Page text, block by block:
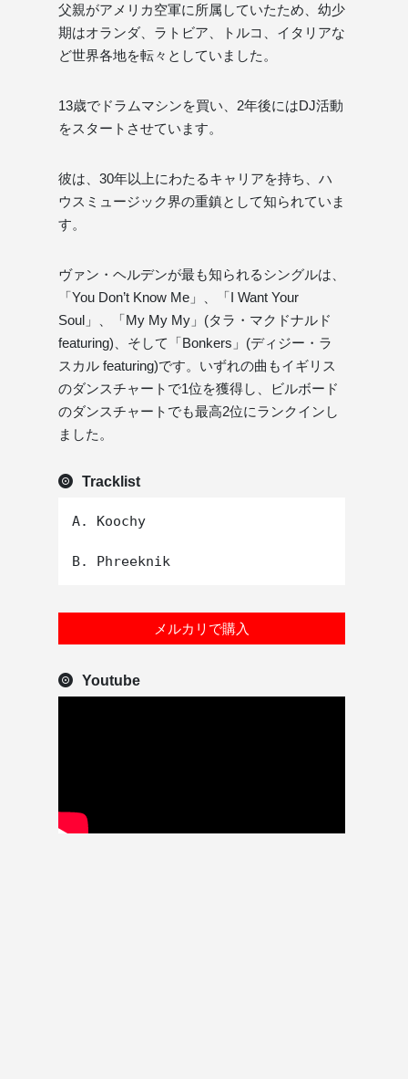
父親がアメリカ空軍に所属していたため、幼少
期はオランダ、ラトビア、トルコ、イタリアな
ど世界各地を転々としていました。
13歳でドラムマシンを買い、2年後にはDJ活動
をスタートさせています。
彼は、30年以上にわたるキャリアを持ち、ハ
ウスミュージック界の重鎮として知られていま
す。
ヴァン・ヘルデンが最も知られるシングルは、
「You Don’t Know Me」、「I Want Your
Soul」、「My My My」(タラ・マクドナルド
featuring)、そして「Bonkers」(ディジー・ラ
スカル featuring)です。いずれの曲もイギリス
のダンスチャートで1位を獲得し、ビルボード
のダンスチャートでも最高2位にランクインし
ました。
Tracklist
A. Koochy
メルカリで購入
Youtube